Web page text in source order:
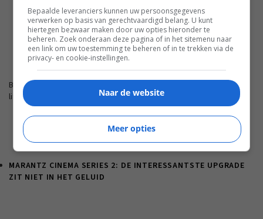
ADVERTENTIE
FWD.NL
Blijf op de hoogte met de nieuwste artikelen van ons
lifestyleplatform en bezoek FWD.nl.
MARANTZ CINEMA SERIES 2: DE INTERESSANTSTE UPGRADE
ZIT NIET IN HET GELUID
Bepaalde leveranciers kunnen uw persoonsgegevens
verwerken op basis van gerechtvaardigd belang. U kunt
hiertegen bezwaar maken door uw opties hieronder te
beheren. Zoek onderaan deze pagina of in het sitemenu naar
een link om uw toestemming te beheren of in te trekken via de
privacy- en cookie-instellingen.
Naar de website
Meer opties